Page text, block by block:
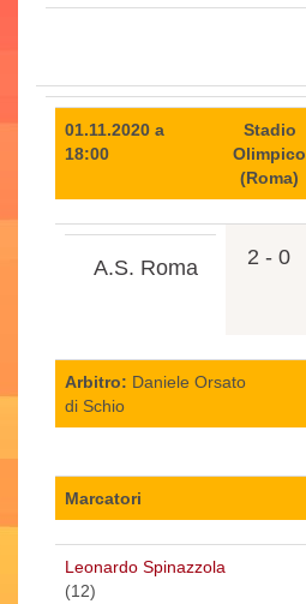
01.11.2020 a
18:00
Stadio
Olimpico
(Roma)
A.S. Roma 2 - 0
Arbitro: Daniele Orsato
di Schio
Marcatori
Leonardo Spinazzola
(12)